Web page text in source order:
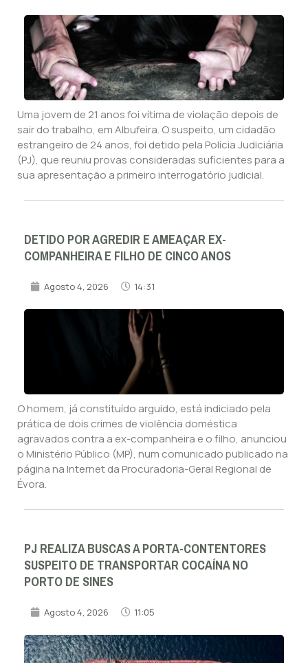
Uma jovem de 21 anos foi vítima de violação depois de
sair do trabalho, em Albufeira. O suspeito, um cidadão
estrangeiro de 24 anos, foi detido pela Polícia Judiciária
(PJ), que reuniu provas consideradas suficientes para a
sua apresentação a primeiro interrogatório judicial.
DETIDO POR AGREDIR E AMEAÇAR EX-
COMPANHEIRA E FILHO DE CINCO ANOS
Agosto 4, 2026 14:31
O homem, já constituído arguido, está indiciado pela
prática de dois crimes de violência doméstica
agravados contra a ex-companheira e o filho, anunciou
o Ministério Público (MP), num comunicado publicado na
página na Internet da Procuradoria-Geral Regional de
Évora.
PJ REALIZA BUSCAS A PORTA-CONTENTORES
SUSPEITO DE TRANSPORTAR COCAÍNA NO
PORTO DE SINES
Agosto 4, 2026 11:05